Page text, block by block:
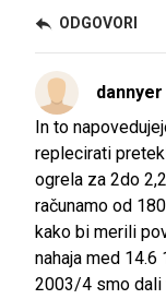
ODGOVORI
dannyer
In to
replecirati
ogrela za 2do
računamo od
kako bi merili
nahaja med 14.6
2003/4 smo dali